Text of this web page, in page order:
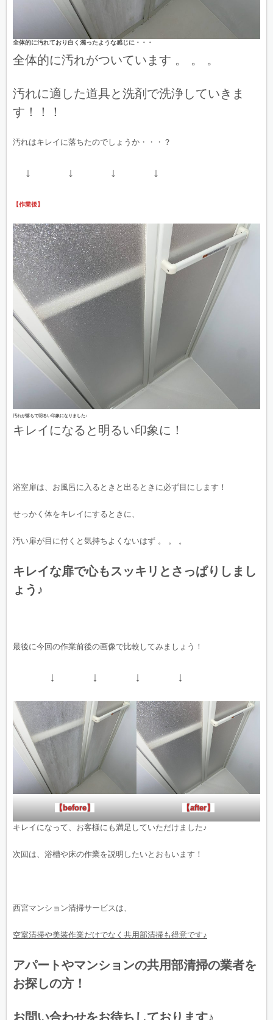
全体的に汚れており白く濁ったような感じに・・・
全体的に汚れがついています 。 。 。
汚れに適した道具と洗剤で洗浄していきま
す！！！
汚れはキレイに落ちたのでしょうか・・・？
↓ ↓ ↓ ↓
【作業後】
汚れが落ちて明るい印象になりました♪
キレイになると明るい印象に！
浴室扉は、お風呂に入るときと出るときに必ず目にします！
せっかく体をキレイにするときに、
汚い扉が目に付くと気持ちよくないはず 。 。 。
キレイな扉で心もスッキリとさっぱりしまし
ょう♪
最後に今回の作業前後の画像で比較してみましょう！
↓ ↓ ↓ ↓
【before】 【after】
キレイになって、お客様にも満足していただけました♪
次回は、浴槽や床の作業を説明したいとおもいます！
西宮マンション清掃サービスは、
空室清掃や美装作業だけでなく共用部清掃も得意です♪
アパートやマンションの共用部清掃の業者を
お探しの方！
お問い合わせをお待ちしております♪